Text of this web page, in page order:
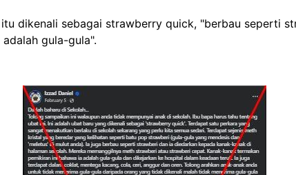
dikenali sebagai strawberry quick, "berbau seperti
gula-gula".